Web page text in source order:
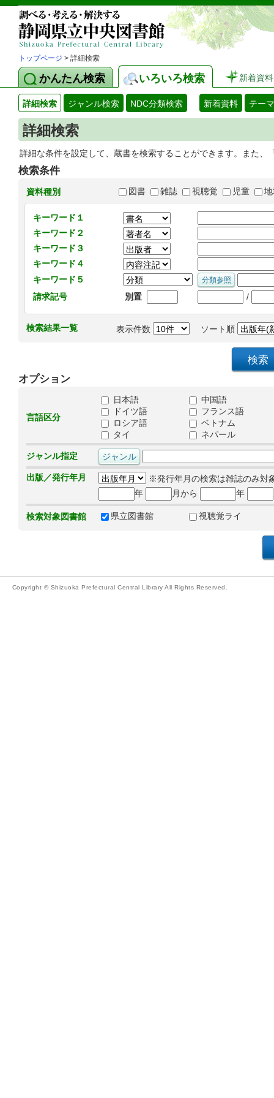
トップページ > 詳細検索
かんたん検索 いろいろ検索 新着資料
詳細検索 ジャンル検索 NDC分類検索 新着資料 テー
詳細検索
詳細な条件を設定して、蔵書を検索することができます。また
検索条件
資料種別 図書 雑誌 視聴覚 児童
キーワード１
キーワード２
キーワード３
キーワード４
キーワード５
請求記号
別置 /
検索結果一覧 表示件数 ソート順
オプション
言語区分
日本語
中国語
ドイツ語
フランス語
ロシア語
ベトナム
タイ
ネパール
ジャンル指定
出版／発行年月
※発行年月の検索は雑誌のみ対
年
月から 年
検索対象図書館 県立図書館 視聴覚ライ
Copyright © Shizuoka Prefectural Central Library All Rights Reserved.